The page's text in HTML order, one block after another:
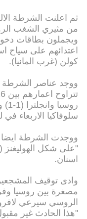
من مثيري الشغب
ويجملون بطاقات
اعتدائهم على سياح
كولن (غرب المانيا).
ووجد عناصر الشرطة
سلوفاكيا الاربعاء في
ووجدت الشرطة ايضا
"على شكل الهوليغنز
اسنان.
وادى توقيف
مصغرة بين روسيا
الروسي سيرعي
"هذا الحادث غير